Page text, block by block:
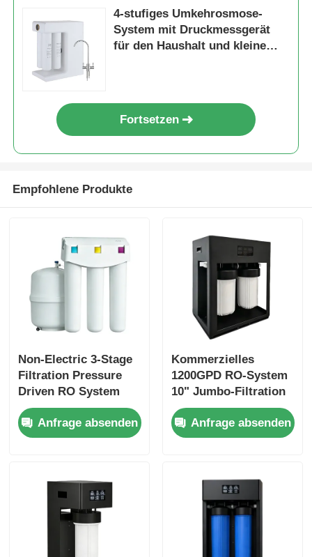
4-stufiges Umkehrosmose-
System mit Druckmessgerät
für den Haushalt und kleine
Fortsetzen
Empfohlene Produkte
Non-Electric 3-Stage
Filtration Pressure
Driven RO System
Water Filter with
Pressure Tank
Anfrage absenden
Kommerzielles
1200GPD RO-System
10" Jumbo-Filtration
mit Filter-Erinnerung
für kommerzielle und
häusliche
Anfrage absenden